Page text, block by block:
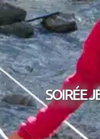
SOIRÉE